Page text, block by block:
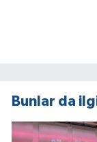
Bunlar da